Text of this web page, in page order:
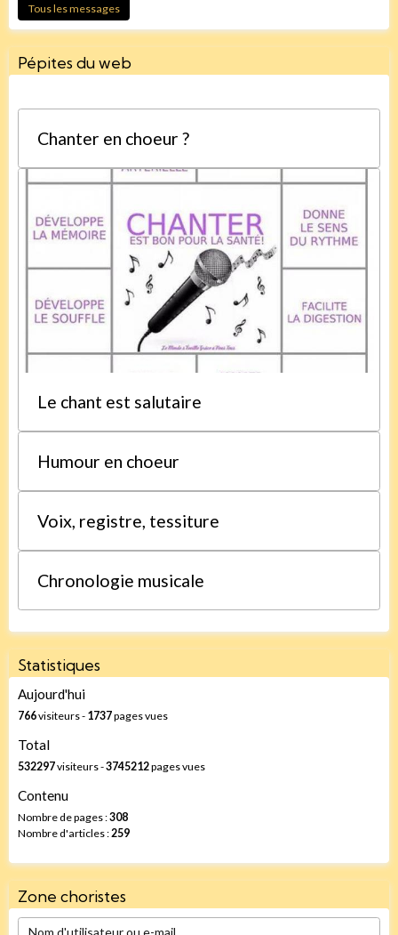
Tous les messages
Pépites du web
Chanter en choeur ?
Le chant est salutaire
Humour en choeur
Voix, registre, tessiture
Chronologie musicale
Statistiques
Aujourd'hui
766visiteurs - 1737pages vues
Total
532297visiteurs -3745212pages vues
Contenu
Nombre de pages :308
Nombre d'articles : 259
Zone choristes